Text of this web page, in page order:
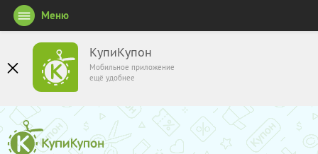
КупиКупон
Мобильное приложение
ещё удобнее
Меню